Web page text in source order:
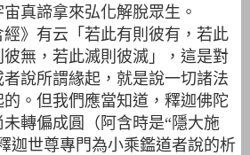
宙真諦拿來弘化解脫眾生。
》有云「若此有則彼有，若此
無，若此滅則彼滅」，這是對
說所謂緣起，就是說一切諸法
。但我們應當知道，釋迦佛陀
轉偏成圓（阿含時是“隱大施
迦世尊專門為小乘鑑道者說的析